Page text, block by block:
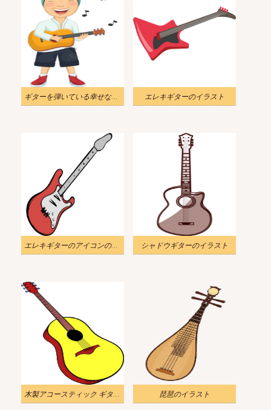
ギターを弾いている幸せな少年のイラスト エレキギターのイラスト
エレキギターのアイコンのイラスト シャドウギターのイラスト
木製アコースティック ギター アイコン漫画のイラスト 琵琶のイラスト